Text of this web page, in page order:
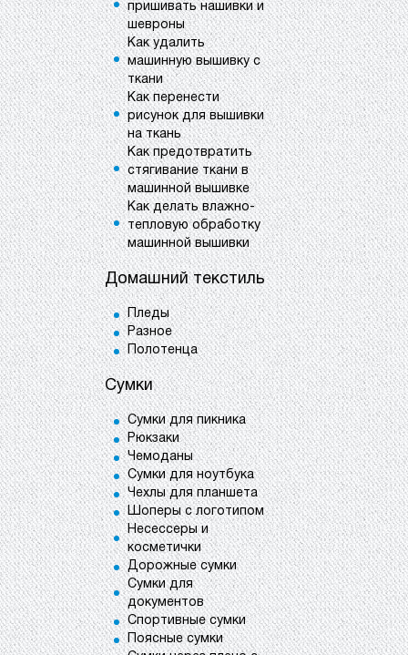
пришивать нашивки и
шевроны
Как удалить
машинную вышивку с
ткани
Как перенести
рисунок для вышивки
на ткань
Как предотвратить
стягивание ткани в
машинной вышивке
Как делать влажно-
тепловую обработку
машинной вышивки
Домашний текстиль
Пледы
Разное
Полотенца
Сумки
Сумки для пикника
Рюкзаки
Чемоданы
Сумки для ноутбука
Чехлы для планшета
Шоперы с логотипом
Несессеры и
косметички
Дорожные сумки
Сумки для
документов
Спортивные сумки
Поясные сумки